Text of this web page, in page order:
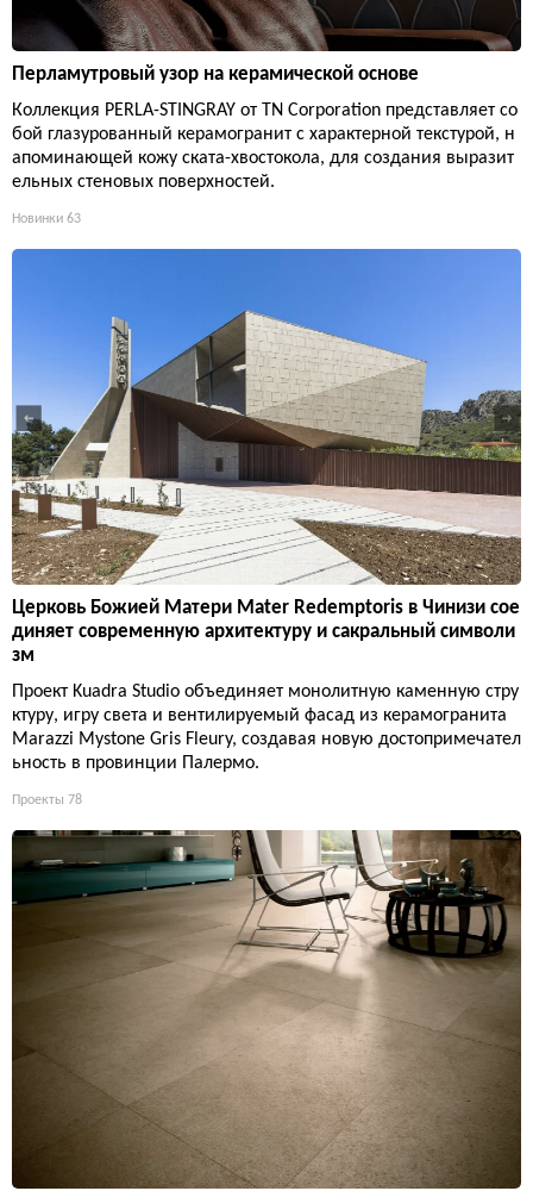
Перламутровый узор на керамической основе
Коллекция PERLA-STINGRAY от TN Corporation представляет со
бой глазурованный керамогранит с характерной текстурой, н
апоминающей кожу ската-хвостокола, для создания выразит
ельных стеновых поверхностей.
Новинки 63
Церковь Божией Матери Mater Redemptoris в Чинизи сое
диняет современную архитектуру и сакральный символи
зм
Проект Kuadra Studio объединяет монолитную каменную стру
ктуру, игру света и вентилируемый фасад из керамогранита
Marazzi Mystone Gris Fleury, создавая новую достопримечател
ьность в провинции Палермо.
Проекты 78